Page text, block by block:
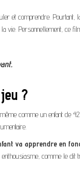
et comprendre. Pourtant,
vie. Personnellement, ce
?
comme un enfant de
va apprendre en
comme le dit